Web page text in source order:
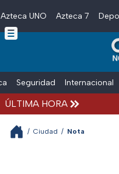
Skip to main content
Azteca UNO Azteca 7
Seguridad Internacional
ÚLTIMA HORA
/ Ciudad / Nota